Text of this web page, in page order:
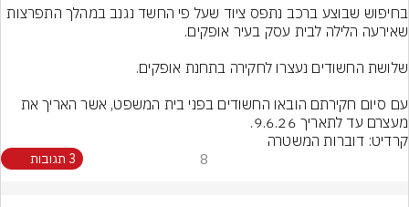
בחיפוש שבוצע ברכב נתפס ציוד שעל פי החשד נגנב במהלך התפרצות
מעצרם עד לתאריך 9.6.26.
קרדיט: דוברות המשטרה
8 3 תגובות